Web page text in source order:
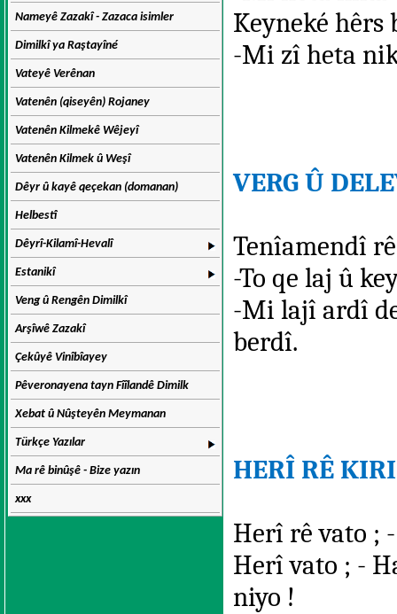
Nameyê Zazakî - Zazaca isimler
Dimilkî ya Raştayîné
Vateyê Verênan
Vatenên (qiseyên) Rojaney
Vatenên Kilmekê Wêjeyî
Vatenên Kilmek û Weşî
Dêyr û kayê qeçekan (domanan)
Helbestî
Dêyrî-Kilamî-Hevalî
Estanikî
Veng û Rengên Dimilkî
Arşîwê Zazakî
Çekûyê Vinîbîayey
Pêveronayena tayn Fîîlandê Dimilk
Xebat û Nûşteyên Meymanan
Türkçe Yazılar
Ma rê binûşê - Bize yazın
xxx
Keyneké hêrs
-Mi zî heta
VERG Û
Tenîamendî
-To qe laj û
-Mi lajî ardî
berdî.
HERÎ RÊ
Herî rê vato ;
Herî vato ; -
niyo !